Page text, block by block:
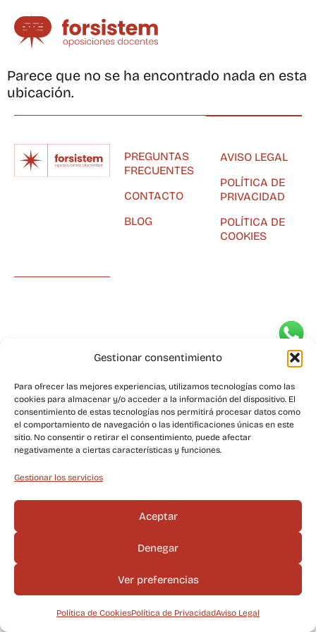
Gestionar consentimiento
Para ofrecer las mejores experiencias, utilizamos tecnologías como las
cookies para almacenar y/o acceder a la información del dispositivo. El
consentimiento de estas tecnologías nos permitirá procesar datos como
el comportamiento de navegación o las identificaciones únicas en este
sitio. No consentir o retirar el consentimiento, puede afectar
negativamente a ciertas características y funciones.
Gestionar los servicios
Aceptar
Denegar
Ver preferencias
Política de CookiesPolítica de PrivacidadAviso Legal
Parece que no se ha encontrado nada en esta
ubicación.
PREGUNTAS
FRECUENTES
CONTACTO
BLOG
AVISO LEGAL
POLÍTICA DE
PRIVACIDAD
POLÍTICA DE
COOKIES